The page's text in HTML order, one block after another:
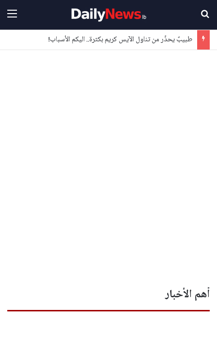
طبيبٌ يحذّر من تناول الآيس كريم بكثرة.. اليكم الأسباب!
أهم الأخبار